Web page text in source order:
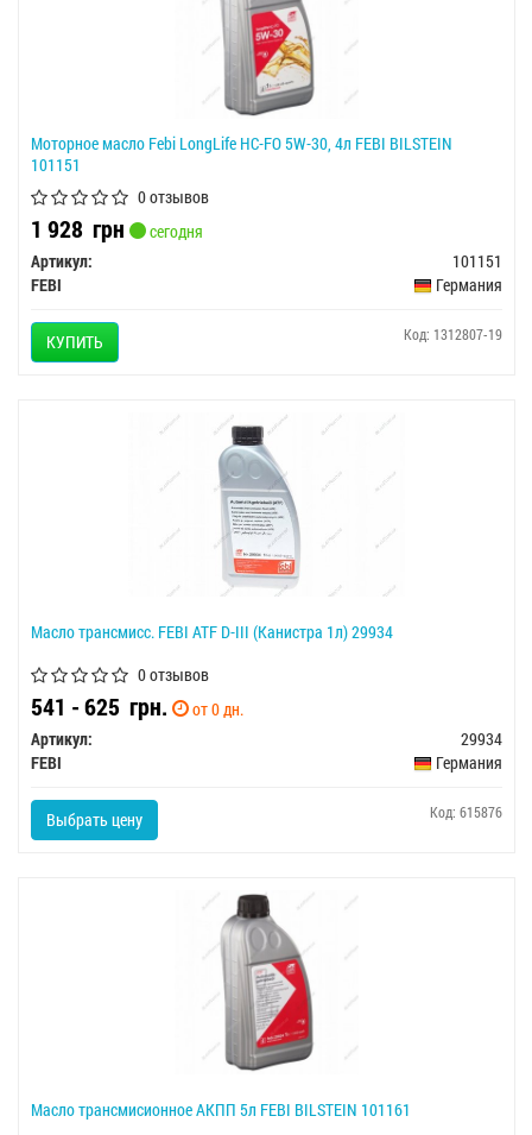
Моторное масло Febi LongLife HC-FO 5W-30, 4л FEBI BILSTEIN
101151
0 отзывов
1 928 грн
сегодня
Артикул:
101151
FEBI
Германия
КУПИТЬ Код: 1312807-19
Масло трансмисс. FEBI ATF D-III (Канистра 1л) 29934
0 отзывов
541 - 625 грн.
от 0 дн.
Артикул:
29934
FEBI
Германия
Выбрать цену Код: 615876
Масло трансмисионное АКПП 5л FEBI BILSTEIN 101161